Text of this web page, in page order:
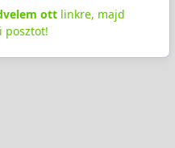
ottlinkre, majd
posztot!